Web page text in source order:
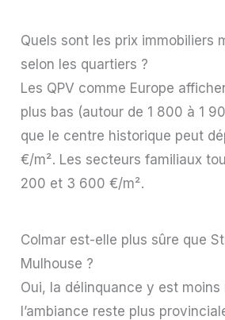
Quels sont les prix immobiliers
selon les quartiers ?
Les QPV comme Europe
plus bas (autour de 1 800 à 1
que le centre historique peut
€/m². Les secteurs familiaux
200 et 3 600 €/m².
Colmar est-elle plus sûre que
Mulhouse ?
Oui, la délinquance y est moins
l’ambiance reste plus